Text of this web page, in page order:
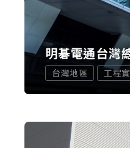
明碁電通台灣
台灣地區 工程